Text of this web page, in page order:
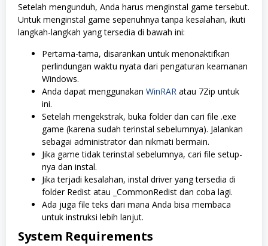
Setelah mengunduh, Anda harus menginstal game tersebut.
Untuk menginstal game sepenuhnya tanpa kesalahan, ikuti
langkah-langkah yang tersedia di bawah ini:
Pertama-tama, disarankan untuk menonaktifkan
perlindungan waktu nyata dari pengaturan keamanan
Windows.
Anda dapat menggunakan WinRAR atau 7Zip untuk
ini.
Setelah mengekstrak, buka folder dan cari file .exe
game (karena sudah terinstal sebelumnya). Jalankan
sebagai administrator dan nikmati bermain.
Jika game tidak terinstal sebelumnya, cari file setup-
nya dan instal.
Jika terjadi kesalahan, instal driver yang tersedia di
folder Redist atau _CommonRedist dan coba lagi.
Ada juga file teks dari mana Anda bisa membaca
untuk instruksi lebih lanjut.
System Requirements